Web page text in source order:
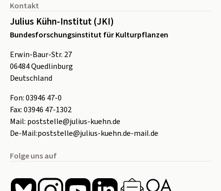
Kontakt
Julius Kühn-Institut (JKI)
Bundesforschungsinstitut für Kulturpflanzen
Erwin-Baur-Str. 27
06484Quedlinburg
Deutschland
Fon:03946 47-0
Fax:03946 47-1302
Mail: poststelle@julius-kuehn.de
De-Mail:poststelle@julius-kuehn.de-mail.de
Folge uns auf